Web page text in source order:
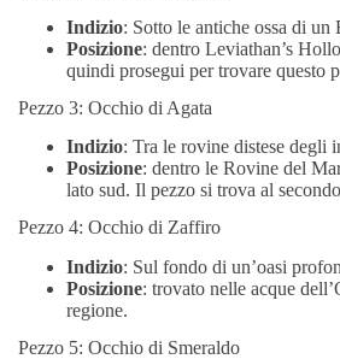
Indizio: Sotto le antiche ossa di un
Posizione: dentro Leviathan’s
quindi prosegui per trovare
Pezzo 3: Occhio di Agata
Indizio: Tra le rovine distese degli
Posizione: dentro le Rovine del
lato sud. Il pezzo si trova al
Pezzo 4: Occhio di Zaffiro
Indizio: Sul fondo di un’oasi
Posizione: trovato nelle acque
regione.
Pezzo 5: Occhio di Smeraldo